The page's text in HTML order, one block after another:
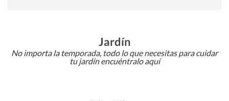
Jardín
No importa la temporada, todo lo que necesitas para cuidar
tu jardín encuéntralo aquí